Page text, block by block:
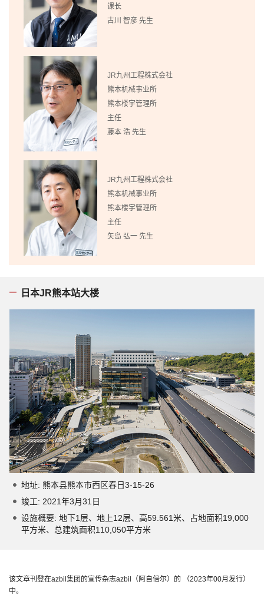
课长
古川 智彦 先生
JR九州工程株式会社
熊本机械事业所
熊本楼宇管理所
主任
藤本 浩 先生
JR九州工程株式会社
熊本机械事业所
熊本楼宇管理所
主任
矢岛 弘一 先生
日本JR熊本站大楼
地址: 熊本县熊本市西区春日3-15-26
竣工: 2021年3月31日
设施概要: 地下1层、地上12层、高59.561米、占地面积19,000
平方米、总建筑面积110,050平方米
该文章刊登在azbil集团的宣传杂志azbil（阿自倍尔）的 （2023年00月发行）
中。